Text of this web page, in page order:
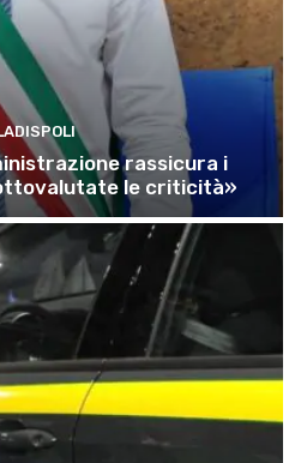
rassicura i
le criticità»